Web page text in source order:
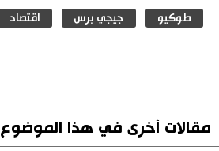
طوكيو جيجي برس اقتصاد
مقالات أخرى في هذا الموضوع